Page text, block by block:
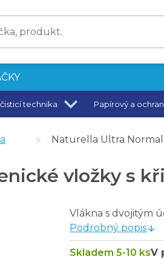
technika Papírový a
ks
Naturella Ultra
vložky s
Vlákna s dvojitým
Podrobný popis
Skladem 5-10 ksV